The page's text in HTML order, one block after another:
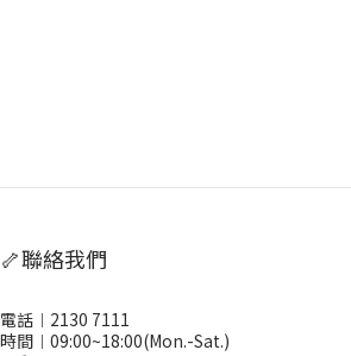
🦴聯絡我們
電話︱2130 7111
時間︱09:00~18:00(Mon.-Sat.)